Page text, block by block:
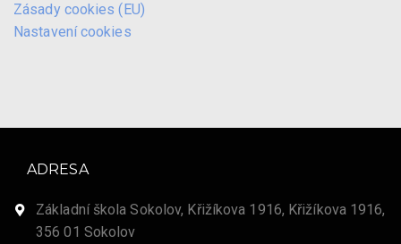
Zásady cookies (EU)
Nastavení cookies
ADRESA
Základní škola Sokolov, Křižíkova 1916, Křižíkova 1916,
356 01 Sokolov